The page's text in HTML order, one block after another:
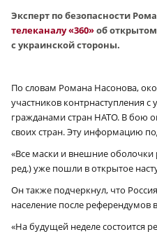
Эксперт по безопасности
телеканалу «360»об
с украинской стороны.
По словам Романа Насонова,
участников контрнаступления
гражданами стран НАТО. В бою
своих стран. Эту информацию
«Все маски и внешние
ред.) уже пошли в открытое
Он также подчеркнул, что
население после референдумов
«На будущей неделе состоится